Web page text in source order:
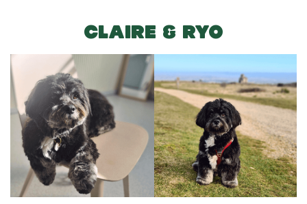
CLAIRE & RYO